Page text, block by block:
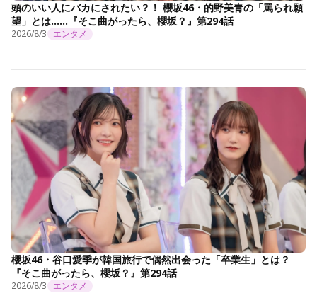
頭のいい人にバカにされたい？！ 櫻坂46・的野美青の「罵られ願
望」とは……『そこ曲がったら、櫻坂？』第294話
2026/8/3 エンタメ
櫻坂46・谷口愛季が韓国旅行で偶然出会った「卒業生」とは？
『そこ曲がったら、櫻坂？』第294話
2026/8/3 エンタメ